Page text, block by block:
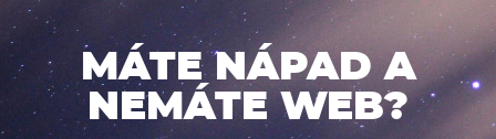
MÁTE NÁPAD A
NEMÁTE WEB?